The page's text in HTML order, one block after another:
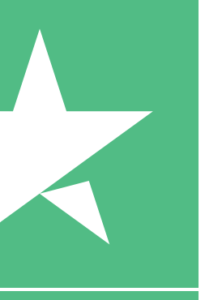
10 Downloads
20 00